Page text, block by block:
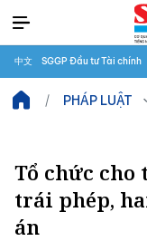
中文 SGGP Đầu tư Tài chính
PHÁP LUẬT
Tổ chức
trái phép,
án